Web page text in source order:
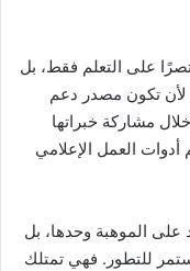
على التعلم فقط، بل
لأن تكون مصدر دعم
مشاركة خبراتها
العمل الإعلامي
على الموهبة وحدها، بل
للتطور. فهي تمتلك